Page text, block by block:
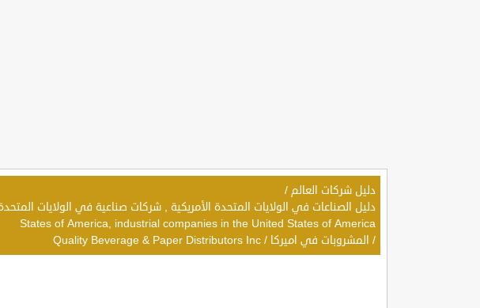
دليل شركات العالم /
States of America, industrial companies in the United States of America
/ المشروبات في اميركا /
Quality Beverage & Paper Distributors Inc